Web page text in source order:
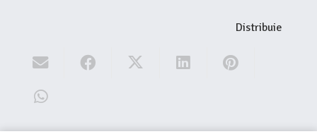
Distribuie